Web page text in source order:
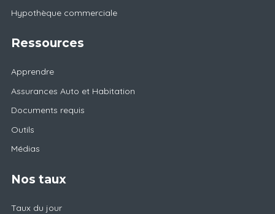
Hypothèque commerciale
Ressources
Apprendre
Assurances Auto et Habitation
Documents requis
Outils
Médias
Nos taux
Taux du jour